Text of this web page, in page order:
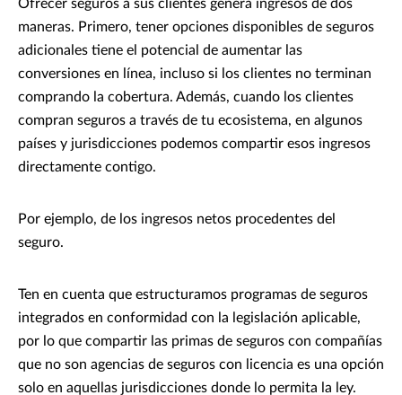
Ofrecer seguros a sus clientes genera ingresos de dos
maneras. Primero, tener opciones disponibles de seguros
adicionales tiene el potencial de aumentar las
conversiones en línea, incluso si los clientes no terminan
comprando la cobertura. Además, cuando los clientes
compran seguros a través de tu ecosistema, en algunos
países y jurisdicciones podemos compartir esos ingresos
directamente contigo.
Por ejemplo, de los ingresos netos procedentes del
seguro.
Ten en cuenta que estructuramos programas de seguros
integrados en conformidad con la legislación aplicable,
por lo que compartir las primas de seguros con compañías
que no son agencias de seguros con licencia es una opción
solo en aquellas jurisdicciones donde lo permita la ley.